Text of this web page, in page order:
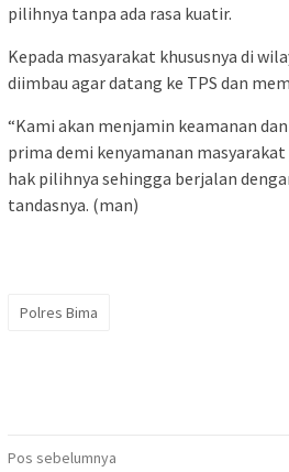
pilihnya tanpa ada rasa kuatir.
Kepada masyarakat khususnya di
diimbau agar datang ke TPS dan
“Kami akan menjamin keamanan
prima demi kenyamanan
hak pilihnya sehingga berjalan
tandasnya. (man)
Polres Bima
Navigasi
Pos sebelumnya